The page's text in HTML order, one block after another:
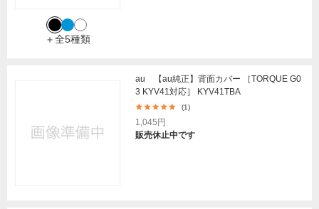
＋全5種類
au 【au純正】背面カバー ［TORQUE G0
3 KYV41対応］ KYV41TBA
(1)
1,045円
販売休止中です